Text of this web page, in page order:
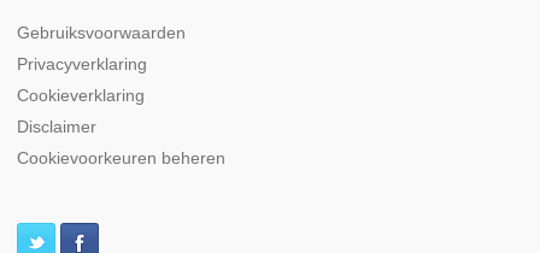
Gebruiksvoorwaarden
Privacyverklaring
Cookieverklaring
Disclaimer
Cookievoorkeuren beheren